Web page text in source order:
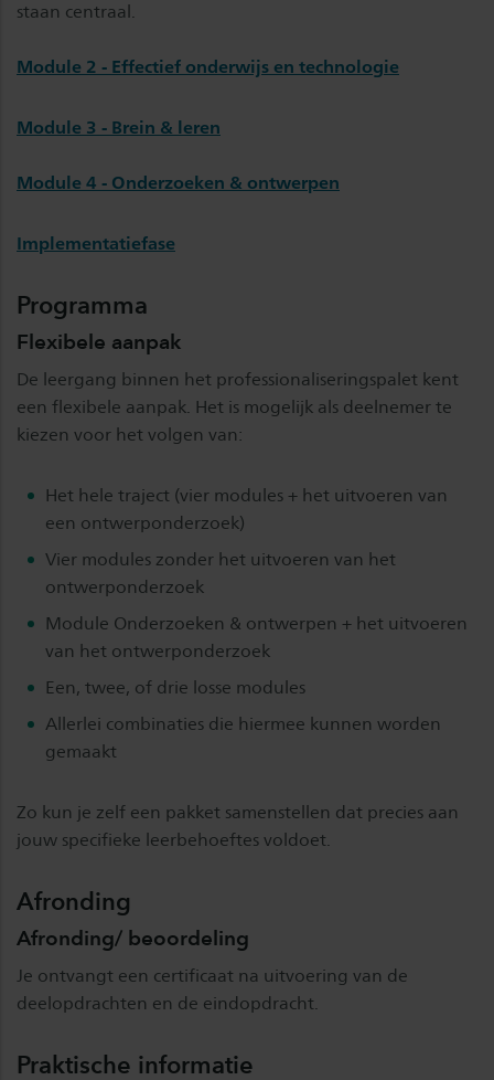
staan centraal.
Module 2 - Effectief onderwijs en technologie
Module 3 - Brein & leren
Module 4 - Onderzoeken & ontwerpen
Implementatiefase
Programma
Flexibele aanpak
De leergang binnen het professionaliseringspalet kent
een flexibele aanpak. Het is mogelijk als deelnemer te
kiezen voor het volgen van:
Het hele traject (vier modules + het uitvoeren van
een ontwerponderzoek)
Vier modules zonder het uitvoeren van het
ontwerponderzoek
Module Onderzoeken & ontwerpen + het uitvoeren
van het ontwerponderzoek
Een, twee, of drie losse modules
Allerlei combinaties die hiermee kunnen worden
gemaakt
Zo kun je zelf een pakket samenstellen dat precies aan
jouw specifieke leerbehoeftes voldoet.
Afronding
Afronding/ beoordeling
Je ontvangt een certificaat na uitvoering van de
deelopdrachten en de eindopdracht.
Praktische informatie